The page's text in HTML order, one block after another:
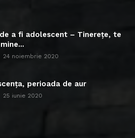
a fi adolescent – Tinerețe, te
24 noiembrie 2020
perioada de aur
25 iunie 2020